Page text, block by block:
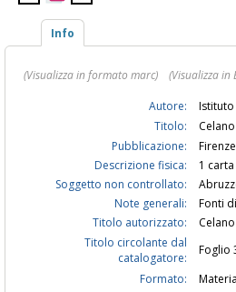
Info
(Visualizza in formato marc)
(Visualizza in
Autore:
Titolo:
Pubblicazione:
Descrizione fisica:
1
Soggetto non controllato:
Note generali:
Fonti
Titolo autorizzato:
Celano
Titolo circolante dal
catalogatore:
Foglio
Formato: